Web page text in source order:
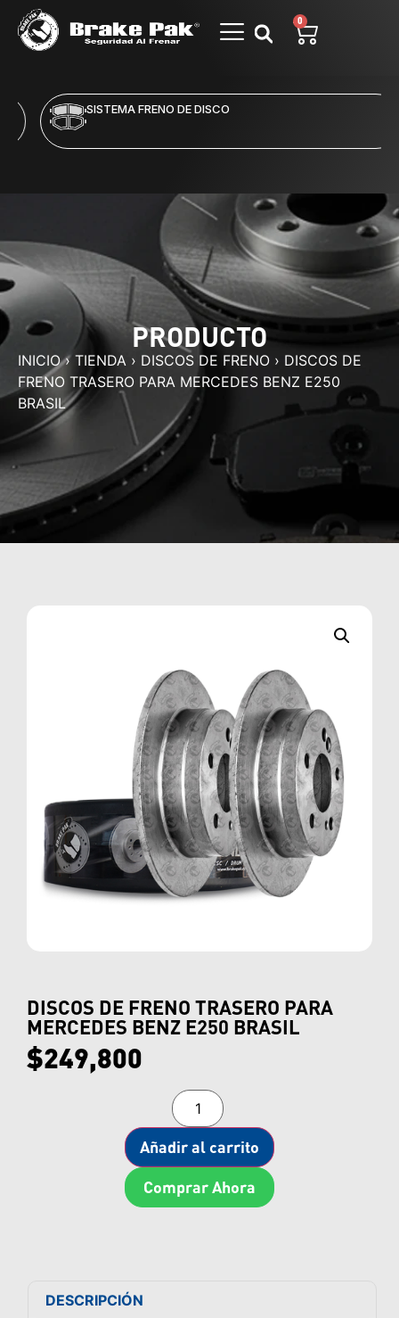
0
SISTEMA FRENO DE DISCO
PRODUCTO
INICIO› TIENDA › DISCOS DE FRENO › DISCOS DE
FRENO TRASERO PARA MERCEDES BENZ E250
BRASIL
DISCOS DE FRENO TRASERO PARA
MERCEDES BENZ E250 BRASIL
$249,800
Añadir al carrito
Comprar Ahora
DESCRIPCIÓN